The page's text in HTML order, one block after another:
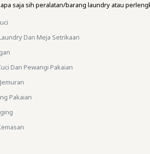
saja sih peralatan/barang laundry atau
Dan Meja Setrikaan
Dan Pewangi Pakaian
Pakaian